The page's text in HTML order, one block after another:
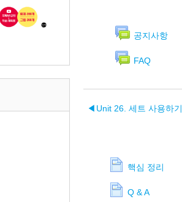
공지사항
FAQ
◀︎ Unit 26. 세트 사용하기
핵심 정리
Q & A